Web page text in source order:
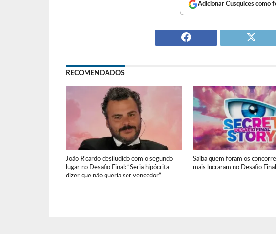
Adicionar Cusquices como
RECOMENDADOS
João Ricardo desiludido com o segundo
lugar no Desafio Final: “Seria hipócrita
dizer que não queria ser vencedor”
Saiba quem foram os
mais lucraram no Desafio Final